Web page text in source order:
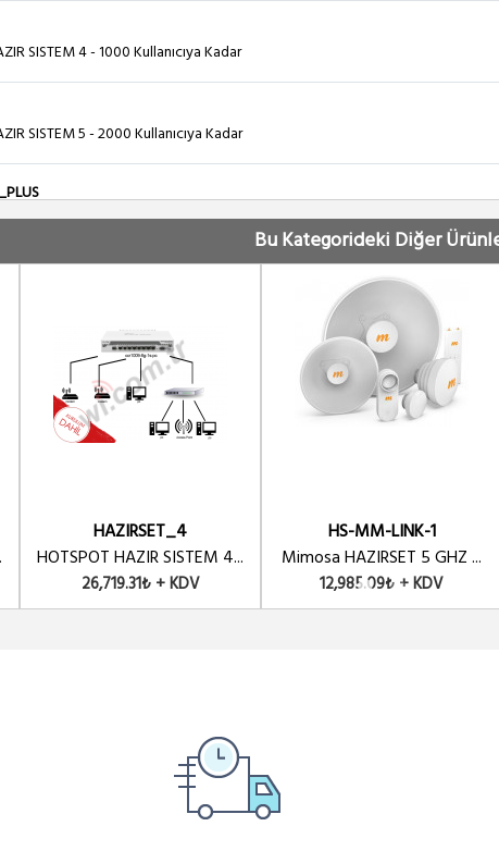
SISTEM 4 - 1000 Kullanıcıya Kadar
SISTEM 5 - 2000 Kullanıcıya Kadar
SISTEM 2 PLUS - 300 Kullanıcıya Kadar
Bu Kategorideki Diğer
HAZIRSET_4
HOTSPOT HAZIR SISTEM 4...
26,719.31₺ + KDV
HS-MM-LINK-1
Mimosa HAZIRSET 5 GHZ ...
12,985.09₺ + KDV